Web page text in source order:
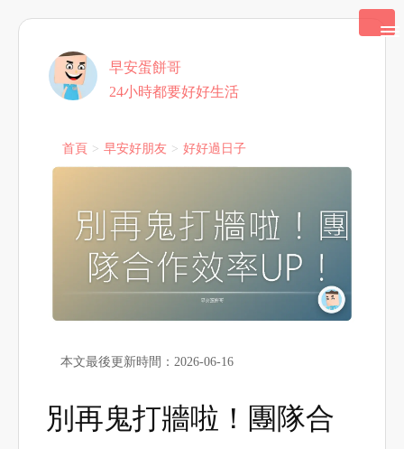
早安蛋餅哥
24小時都要好好生活
首頁 早安好朋友 好好過日子
本文最後更新時間：2026-06-16
別再鬼打牆啦！團隊合